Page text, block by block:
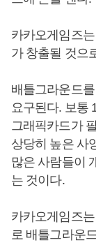
카카오게임즈
가 창출될 것으
배틀그라운드
요구된다. 보통
그래픽카드가
상당히 높은 사
많은 사람들이
는 것이다.
카카오게임즈
로 배틀그라운